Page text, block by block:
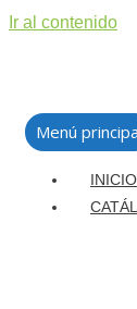
Ir al contenido
Menú
INICIO